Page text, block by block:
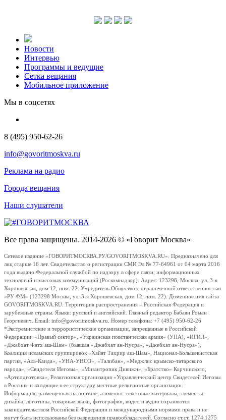
Новости
Интервью
Программы и ведущие
Сетка вещания
Мобильное приложение
Мы в соцсетях
8 (495) 950-62-26
info@govoritmoskva.ru
Реклама на радио
Города вещания
Наши слушатели
Все права защищены. 2014-2026 © «Говорит Москва»
Сетевое издание «ГОВОРИТМОСКВА.РУ/GOVORITMOSKVA.RU». Предназначено для
лиц старше 16 лет. Свидетельство о регистрации СМИ Эл № 77-64961 от 04 марта 2016
года выдано Федеральной службой по надзору в сфере связи, информационных
технологий и массовых коммуникаций (Роскомнадзор). Адрес: 123298, Москва, ул. 3-я
Хорошевская, дом 12, пом. 22. Учредитель Общество с ограниченной ответственностью
«РУ ФМ» (123298 Москва, ул. 3-я Хорошевская, дом 12, пом. 22). Доменное имя сайта
GOVORITMOSKVA.RU. Территория распространения – Российская Федерация и
зарубежные страны. Языки: русский и английский. Главный редактор Бабаян Роман
Георгиевич. Email: info@govoritmoskva.ru. Номер телефона: +7 (495) 950-62-26
*Экстремистские и террористические организации, запрещенные в Российской
Федерации: «Правый сектор», «Украинская повстанческая армия» (УПА), «ИГИЛ»,
«Джабхат Фатх аш-Шам» (бывшая «Джабхат ан-Нусра», «Джебхат ан-Нусра»),
Коалиция исламских группировок «Хайят Тахрир аш-Шам», Национал-Большевистская
партия, «Аль-Каида», «УНА-УНСО», «Талибан», «Меджлис крымско-татарского
народа», «Свидетели Иеговы», «Мизантропик Дивижн», «Братство» Корчинского,
«Артподготовка», Религиозная организация «Управленческий центр Свидетелей Иеговы
в России» и входящие в ее структуру местные религиозные организации.
Информация, размещенная на портале, а именно: текстовые материалы, элементы
дизайна, логотипы, товарные знаки, фотографии, видео и аудио охраняются
законодательством Российской Федерации и международными нормами права и не
могут быть использованы без разрешения правообладателей. Согласно ст.ст. 1274,1275